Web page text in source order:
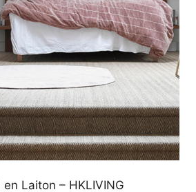
Laiton – HKLIVING